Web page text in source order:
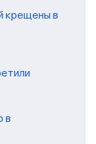
крещены в
в